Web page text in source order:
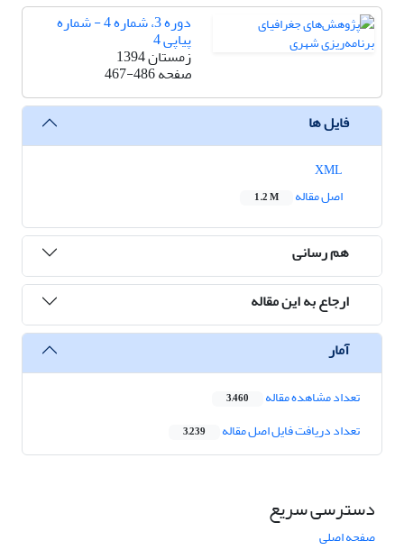
دوره 3، شماره 4 - شماره
پیاپی 4
زمستان 1394
صفحه467-486
فایل ها
اصل مقاله
1.2 M
هم رسانی
ارجاع به این مقاله
آمار
تعداد مشاهده مقاله 3,460
تعداد دریافت فایل اصل مقاله 3,239
دسترسی سریع
صفحه اصلی